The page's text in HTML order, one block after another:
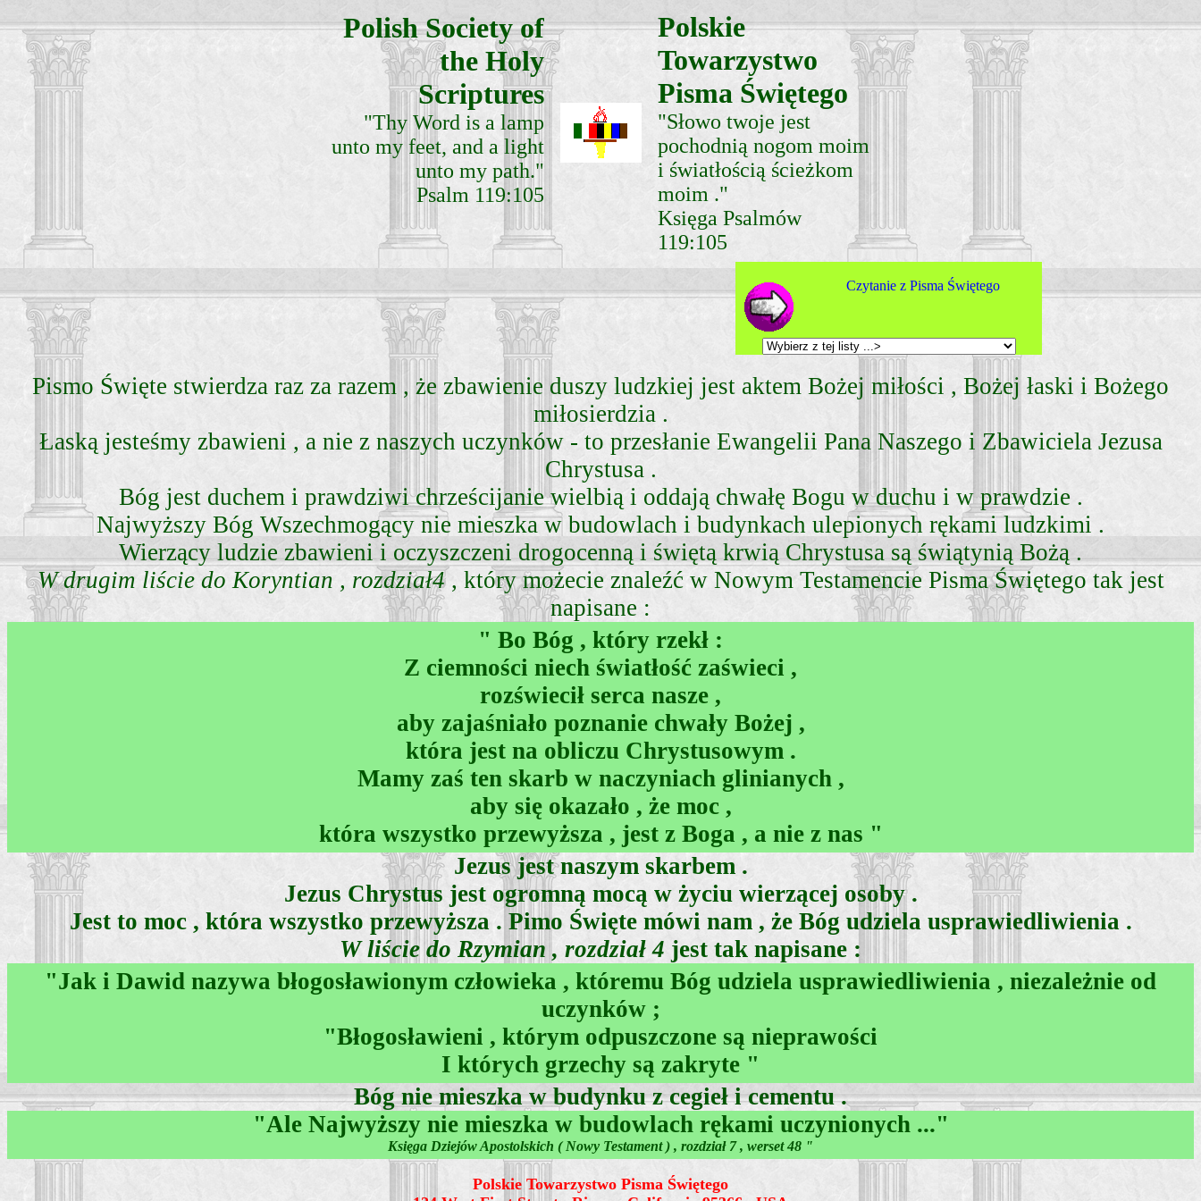
Polish Society of
the Holy
Scriptures
"Thy Word is a lamp
unto my feet, and a light
unto my path."
Psalm 119:105
Polskie
Towarzystwo
Pisma Świętego
"Słowo twoje jest
pochodnią nogom moim
i światłością ścieżkom
moim ."
Księga Psalmów
119:105
Serdecznie witamy was w Imieniu Pana Jezusa Chrystusa i gorąco zapraszamy do naszej
Czytanie z Pisma Świętego
Pismo Święte stwierdza raz za razem , że zbawienie duszy ludzkiej jest aktem Bożej miłości , Bożej łaski i Bożego
miłosierdzia .
Łaską jesteśmy zbawieni , a nie z naszych uczynków - to przesłanie Ewangelii Pana Naszego i Zbawiciela Jezusa
Chrystusa .
Bóg jest duchem i prawdziwi chrześcijanie wielbią i oddają chwałę Bogu w duchu i w prawdzie .
Najwyższy Bóg Wszechmogący nie mieszka w budowlach i budynkach ulepionych rękami ludzkimi .
Wierzący ludzie zbawieni i oczyszczeni drogocenną i świętą krwią Chrystusa są świątynią Bożą .
W drugim liście do Koryntian , rozdział4 , który możecie znaleźć w Nowym Testamencie Pisma Świętego tak jest
napisane :
" Bo Bóg , który rzekł :
Z ciemności niech światłość zaświeci ,
rozświecił serca nasze ,
aby zajaśniało poznanie chwały Bożej ,
która jest na obliczu Chrystusowym .
Mamy zaś ten skarb w naczyniach glinianych ,
aby się okazało , że moc ,
która wszystko przewyższa , jest z Boga , a nie z nas "
Jezus jest naszym skarbem .
Jezus Chrystus jest ogromną mocą w życiu wierzącej osoby .
Jest to moc , która wszystko przewyższa . Pimo Święte mówi nam , że Bóg udziela usprawiedliwienia .
W liście do Rzymian , rozdział 4 jest tak napisane :
"Jak i Dawid nazywa błogosławionym człowieka , któremu Bóg udziela usprawiedliwienia , niezależnie od
uczynków ;
"Błogosławieni , którym odpuszczone są nieprawości
I których grzechy są zakryte "
Bóg nie mieszka w budynku z cegieł i cementu .
"Ale Najwyższy nie mieszka w budowlach rękami uczynionych ..."
Księga Dziejów Apostolskich ( Nowy Testament ) , rozdział 7 , werset 48 "
Polskie Towarzystwo Pisma Świętego